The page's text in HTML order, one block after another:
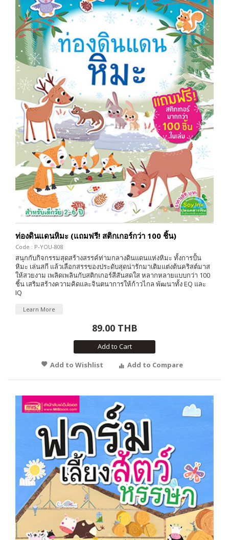
ท่องดินแดนหิมะ (แถมฟรี! สติกเกอร์กว่า 100 ชิ้น)
Code : P-YOU-808
สนุกกับกิจกรรมสุดสร้างสรรค์ท่ามกลางดินแดนแห่งหิมะ ทั้งการปั้น
หิมะ เล่นสกี แล้วเลือกสรรของประดับสุดน่ารักมาเติมแต่งต้นคริสต์มาส
ให้สวยงาม เพลิดเพลินกับสติกเกอร์สีสันสดใส หลากหลายแบบกว่า 100
ชิ้น เสริมสร้างความคิดและจินตนาการให้ก้าวไกล พัฒนาทั้ง EQ และ
IQ
Learn More
89.00 THB
Add to Cart
Add to Wishlist
Add to Compare